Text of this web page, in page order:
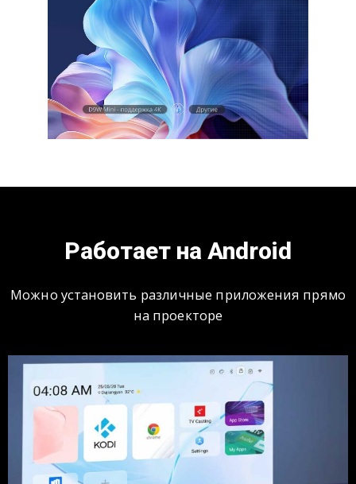
Работает на Android
Можно установить различные приложения прямо
на проекторе